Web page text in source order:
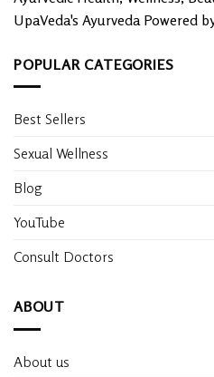
UpaVeda's Ayurveda Powered
POPULAR CATEGORIES
Best Sellers
Sexual Wellness
Blog
YouTube
Consult Doctors
ABOUT
About us